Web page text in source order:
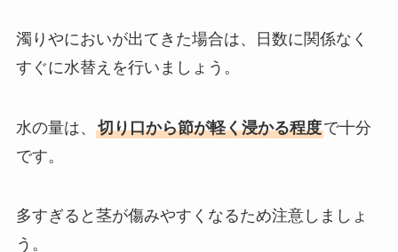
濁りやにおいが出てきた場合は、日数に関係なく
すぐに水替えを行いましょう。
水の量は、 切り口から節が軽く浸かる程度で十分
です。
多すぎると茎が傷みやすくなるため注意しましょ
う。